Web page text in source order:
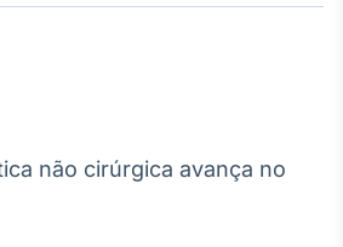
Broadcast
Broadcast